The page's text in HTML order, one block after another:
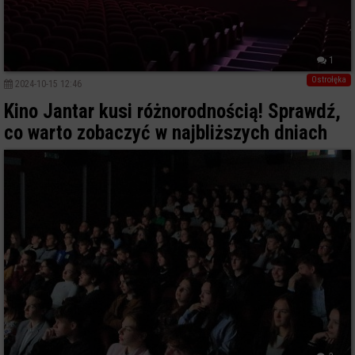
1
Ostrołęka
2024-10-15 12:46
Kino Jantar kusi różnorodnością! Sprawdź,
co warto zobaczyć w najbliższych dniach